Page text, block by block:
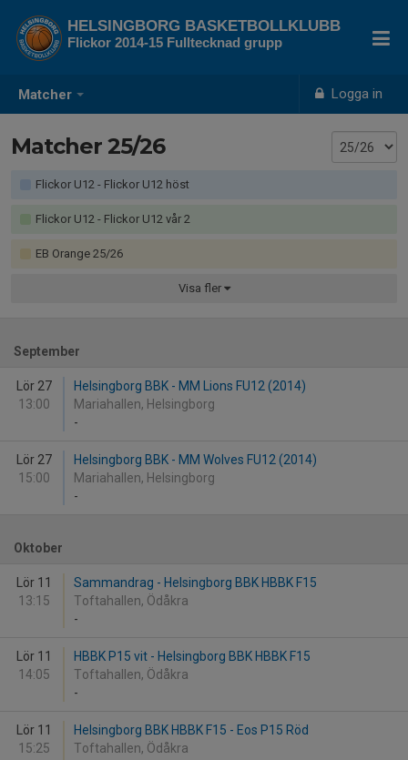
Matcher Logga in
HELSINGBORG BASKETBOLLKLUBB
Flickor 2014-15 Fulltecknad grupp
Matcher 25/26
Flickor U12 - Flickor U12 höst
Flickor U12 - Flickor U12 vår 2
EB Orange 25/26
Visa fler
September
Lör 27
13:00
Helsingborg BBK - MM Lions FU12 (2014)
Mariahallen, Helsingborg
-
Lör 27
15:00
Helsingborg BBK - MM Wolves FU12 (2014)
Mariahallen, Helsingborg
-
Oktober
Lör 11
13:15
Sammandrag - Helsingborg BBK HBBK F15
Toftahallen, Ödåkra
-
Lör 11
14:05
HBBK P15 vit - Helsingborg BBK HBBK F15
Toftahallen, Ödåkra
-
Lör 11
15:25
Helsingborg BBK HBBK F15 - Eos P15 Röd
Toftahallen, Ödåkra